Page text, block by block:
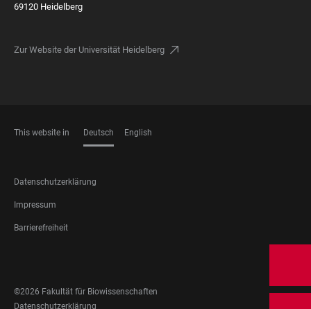
69120 Heidelberg
Zur Website der Universität Heidelberg
This website in Deutsch English
FOOTER
LEGAL
Datenschutzerklärung
Impressum
Barrierefreiheit
MEDIA
©2026 Fakultät für Biowissenschaften
Datenschutzerklärung